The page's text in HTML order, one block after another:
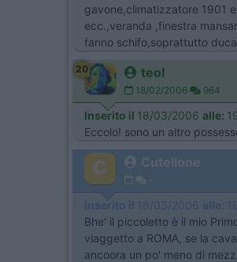
gavone,climatizzatore 1901
ecc.,veranda ,finestra
fanno schifo,soprattutto
20 teol
18/02/2006 964
Inserito il 18/03/2006 alle:
Eccolo! sono un altro
Cutellone
Inserito il 18/03/2006 alle:
Bhe' il piccoletto è il mio
viaggetto a ROMA, se la
ancoora un po' meno di